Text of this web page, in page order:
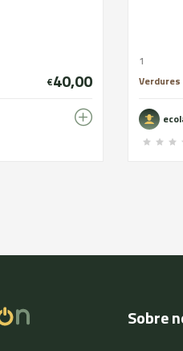
€40,00
1
Verdures
Sobre